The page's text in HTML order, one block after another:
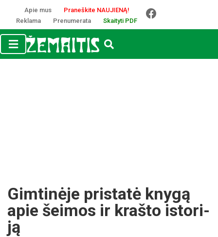
Apie mus
Praneškite NAUJIENĄ!
Reklama
Prenumerata Skaityti PDF
Gim­ti­nė­je pri­sta­tė kny­gą
apie šei­mos ir kraš­to is­to­ri­
ją